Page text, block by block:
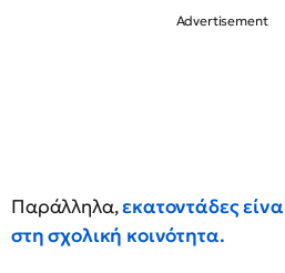
Παράλληλα,εκατοντάδες
στη σχολική κοινότητα.